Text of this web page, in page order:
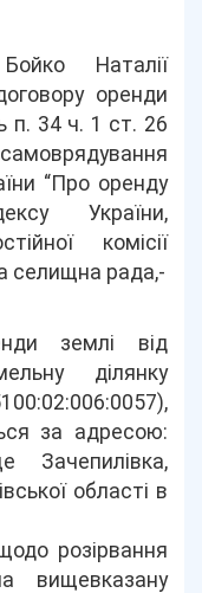
Наталії
оренди
п. 34 ч. 1 ст. 26
“Про оренду
України,
комісії
селищна рада,-
землі від
ділянку
за адресою:
Зачепилівка,
області в
розірвання
вищевказану